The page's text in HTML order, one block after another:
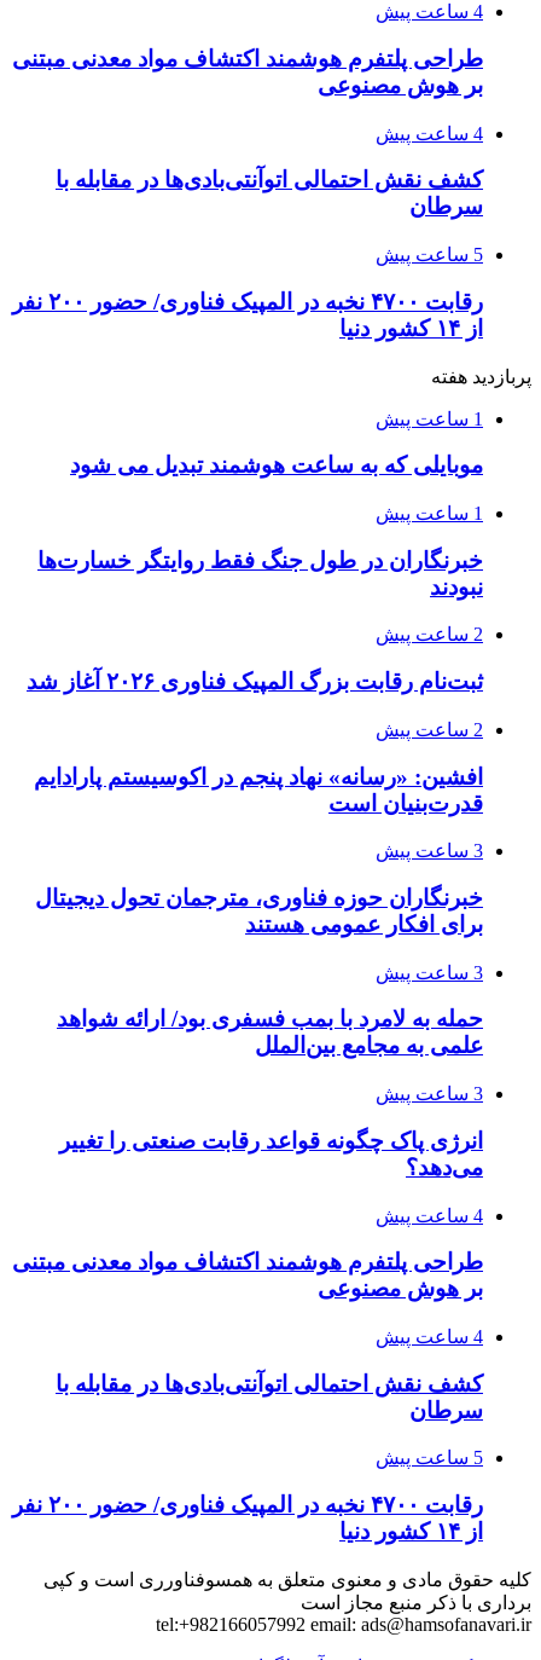
4 ساعت پیش
طراحی پلتفرم هوشمند اکتشاف مواد معدنی مبتنی
بر هوش مصنوعی
4 ساعت پیش
کشف نقش احتمالی اتوآنتی‌بادی‌ها در مقابله با
سرطان
5 ساعت پیش
رقابت ۴۷۰۰ نخبه در المپیک فناوری/ حضور ۲۰۰ نفر
از ۱۴ کشور دنیا
پربازدید هفته
1 ساعت پیش
موبایلی که به ساعت هوشمند تبدیل می شود
1 ساعت پیش
خبرنگاران در طول جنگ فقط روایتگر خسارت‌ها
نبودند
2 ساعت پیش
ثبت‌نام رقابت بزرگ المپیک فناوری ۲۰۲۶ آغاز شد
2 ساعت پیش
افشین: «رسانه» نهاد پنجم در اکوسیستم پارادایم
قدرت‌بنیان است
3 ساعت پیش
خبرنگاران حوزه فناوری، مترجمان تحول دیجیتال
برای افکار عمومی هستند
3 ساعت پیش
حمله به لامرد با بمب فسفری بود/ ارائه شواهد
علمی به مجامع بین‌الملل
3 ساعت پیش
انرژی پاک چگونه قواعد رقابت صنعتی را تغییر
می‌دهد؟
4 ساعت پیش
طراحی پلتفرم هوشمند اکتشاف مواد معدنی مبتنی
بر هوش مصنوعی
4 ساعت پیش
کشف نقش احتمالی اتوآنتی‌بادی‌ها در مقابله با
سرطان
5 ساعت پیش
رقابت ۴۷۰۰ نخبه در المپیک فناوری/ حضور ۲۰۰ نفر
از ۱۴ کشور دنیا
کلیه حقوق مادی و معنوی متعلق به همسوفناورری است و کپی
برداری با ذکر منبع مجاز است
tel:+982166057992 email: ads@hamsofanavari.ir